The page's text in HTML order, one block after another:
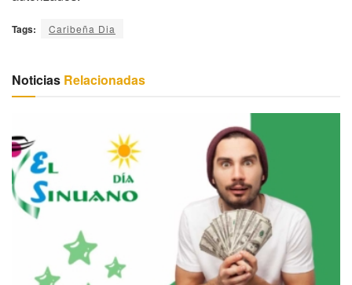
Tags: Caribeña Dia
Noticias Relacionadas